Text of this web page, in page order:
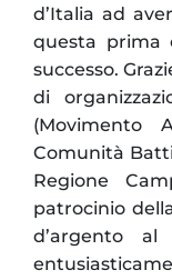
d’Italia ad
questa prima
successo.
di
(Movimento
Comunità
Regione
patrocinio
d’argento